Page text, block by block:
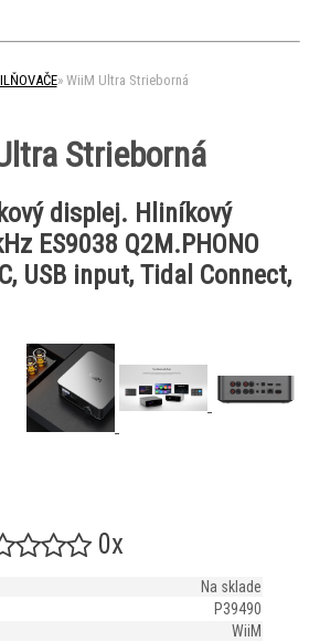
» WiiM Ultra Strieborná
Strieborná
displej. Hliníkový
ES9038 Q2M.PHONO
USB input, Tidal Connect,
0x
Na sklade
P39490
WiiM